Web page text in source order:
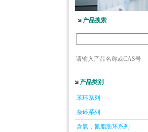
产品搜索
请输入产品名称或CAS号
产品类别
苯环系列
杂环系列
含氧，氮脂肪环系列
1-吡啶-2-基-2-丙酮
2-甲基-6-羟基-4-嘧啶甲酸
3-氟-2-硝基苯甲酸